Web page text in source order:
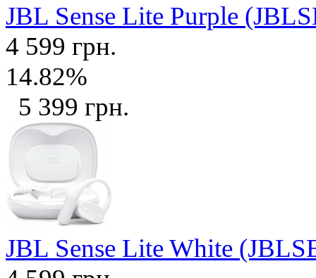
JBL Sense Lite Purple
4 599 грн.
14.82%
5 399 грн.
JBL Sense Lite White